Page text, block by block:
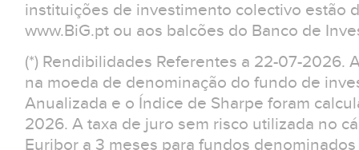
instituições de investimento colectivo estão
www.BiG.pt ou aos balcões do Banco de
(*) Rendibilidades Referentes a 22-07-2026.
na moeda de denominação do fundo de
Anualizada e o Índice de Sharpe foram
2026. A taxa de juro sem risco utilizada no
Euribor a 3 meses para fundos